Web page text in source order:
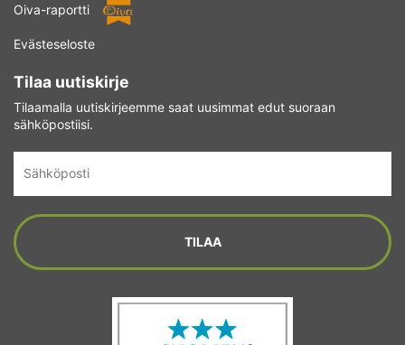
Oiva-raportti
Evästeseloste
Tilaa uutiskirje
Tilaamalla uutiskirjeemme saat uusimmat edut suoraan
sähköpostiisi.